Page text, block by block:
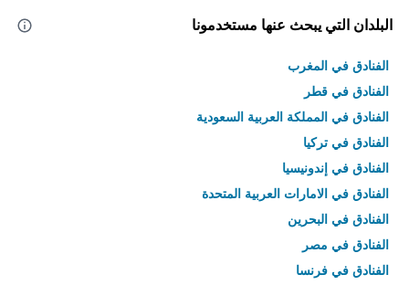
البلدان التي يبحث عنها مستخدمونا
الفنادق في المغرب
الفنادق في قطر
الفنادق في المملكة العربية السعودية
الفنادق في تركيا
الفنادق في إندونيسيا
الفنادق في الامارات العربية المتحدة
الفنادق في البحرين
الفنادق في مصر
الفنادق في فرنسا